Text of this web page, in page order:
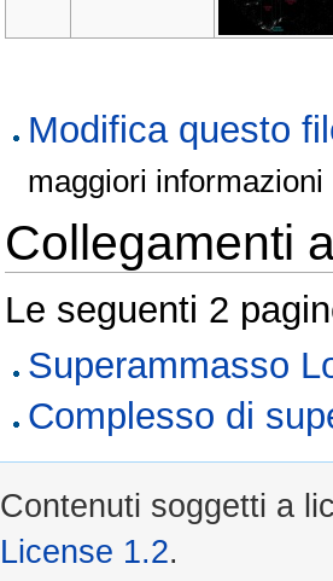
Modifica questo
maggiori
Collegamenti
Le seguenti 2
Superammasso
Complesso di
Contenuti soggetti a
License 1.2.